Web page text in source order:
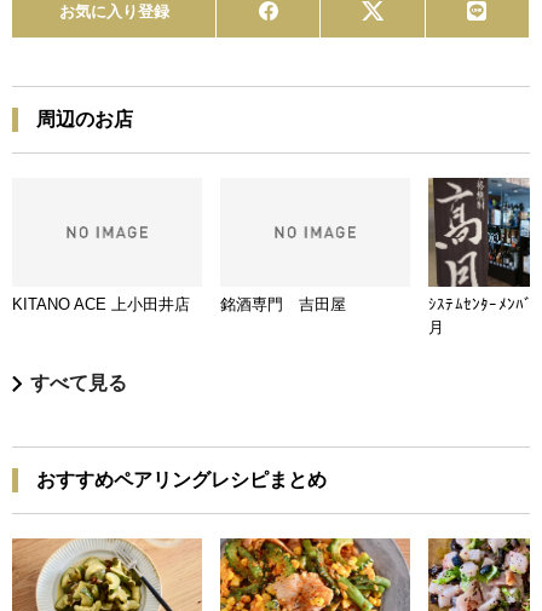
お気に入り登録
周辺のお店
KITANO ACE 上小田井店 銘酒専門 吉田屋
ｼｽﾃﾑｾﾝﾀｰﾒﾝﾊﾞ
月
すべて見る
おすすめペアリングレシピまとめ